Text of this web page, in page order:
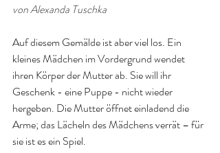
von Alexanda Tuschka
Auf diesem Gemälde ist aber viel los. Ein
kleines Mädchen im Vordergrund wendet
ihren Körper der Mutter ab. Sie will ihr
Geschenk - eine Puppe - nicht wieder
hergeben. Die Mutter öffnet einladend die
Arme; das Lächeln des Mädchens verrät – für
sie ist es ein Spiel.